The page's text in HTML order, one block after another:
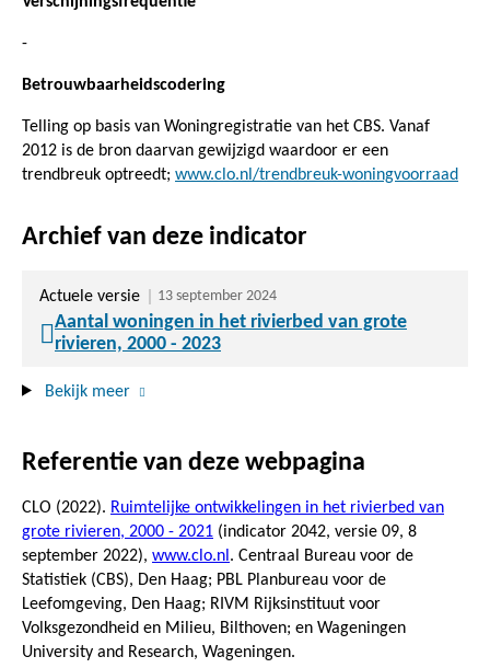
-
Betrouwbaarheidscodering
Telling op basis van Woningregistratie van het CBS. Vanaf
2012 is de bron daarvan gewijzigd waardoor er een
trendbreuk optreedt; www.clo.nl/trendbreuk-woningvoorraad
Archief van deze indicator
Actuele versie 13 september 2024
Aantal woningen in het rivierbed van grote
rivieren, 2000 - 2023
Bekijk meer
Referentie van deze webpagina
CLO (2022). Ruimtelijke ontwikkelingen in het rivierbed van
grote rivieren, 2000 - 2021 (indicator 2042, versie 09, 8
september 2022), www.clo.nl . Centraal Bureau voor de
Statistiek (CBS), Den Haag; PBL Planbureau voor de
Leefomgeving, Den Haag; RIVM Rijksinstituut voor
Volksgezondheid en Milieu, Bilthoven; en Wageningen
University and Research, Wageningen.